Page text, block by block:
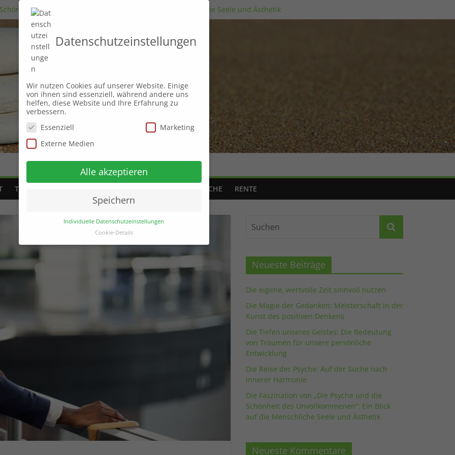
des Unvollkommenen“: Ein Blick auf die Menschliche Seele und Ästhetik
der Kunst des positiven Denkens
von Träumen für unsere persönliche Entwicklung
innerer Harmonie
THERAPIEARTEN PSYCHE RENTE
Neueste Beiträge
Die eigene, wertvolle Zeit sinnvoll nutzen
Die Magie der Gedanken: Meisterschaft in der
Kunst des positiven Denkens
Die Tiefen unseres Geistes: Die Bedeutung
von Träumen für unsere persönliche
Entwicklung
Die Reise der Psyche: Auf der Suche nach
innerer Harmonie
Die Faszination von „Die Psyche und die
Schönheit des Unvollkommenen“: Ein Blick
auf die Menschliche Seele und Ästhetik
Neueste Kommentare
Datenschutzeinstellungen
Wir nutzen Cookies auf unserer Website. Einige
von ihnen sind essenziell, während andere uns
helfen, diese Website und Ihre Erfahrung zu
verbessern.
Essenziell
Marketing
Externe Medien
Alle akzeptieren
Speichern
Individuelle Datenschutzeinstellungen
Cookie-Details
Datenschutzeinstellungen
Hier finden Sie eine Übersicht über alle
verwendeten Cookies. Sie können Ihre
Einwilligung zu ganzen Kategorien geben
oder sich weitere Informationen anzeigen
Essenzielle Cookies ermöglichen grundlegende Funktionen
und sind für die einwandfreie Funktion der Website
erforderlich.
Cookie-Informationen anzeigen